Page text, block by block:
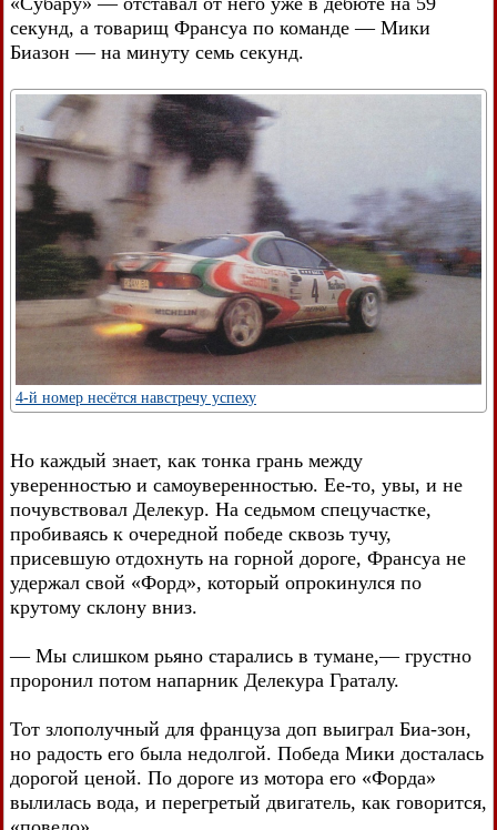
секунд, а товарищ Франсуа по команде — Мики
Биазон — на минуту семь секунд.
4-й номер несётся навстречу успеху
Но каждый знает, как тонка грань между
уверенностью и самоуверенностью. Ее-то, увы, и не
почувствовал Делекур. На седьмом спецучастке,
пробиваясь к очередной победе сквозь тучу,
присевшую отдохнуть на горной дороге, Франсуа не
удержал свой «Форд», который опрокинулся по
крутому склону вниз.
— Мы слишком рьяно старались в тумане,— грустно
проронил потом напарник Делекура Граталу.
Тот злополучный для француза доп выиграл Биа-зон,
но радость его была недолгой. Победа Мики досталась
дорогой ценой. По дороге из мотора его «Форда»
вылилась вода, и перегретый двигатель, как говорится,